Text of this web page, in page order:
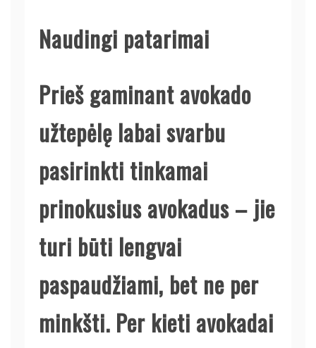
Naudingi patarimai
Prieš gaminant avokado
užtepėlę labai svarbu
pasirinkti tinkamai
prinokusius avokadus – jie
turi būti lengvai
paspaudžiami, bet ne per
minkšti. Per kieti avokadai